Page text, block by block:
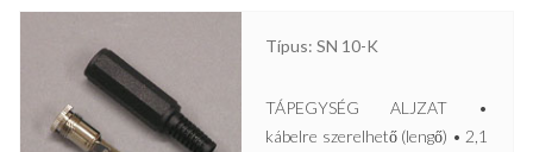
Típus: SN 10-K
TÁPEGYSÉG ALJZAT •
kábelre szerelhető (lengő) • 2,1